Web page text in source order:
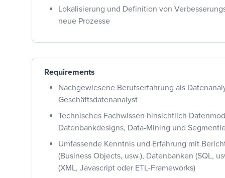
Lokalisierung und Definition von
neue Prozesse
Requirements
Nachgewiesene Berufserfahrung als
Geschäftsdatenanalyst
Technisches Fachwissen hinsichtlich
Datenbankdesigns, Data-Mining und
Umfassende Kenntnis und Erfahrung mit
(Business Objects, usw.), Datenbanken (SQL,
(XML, Javascript oder ETL-Frameworks)